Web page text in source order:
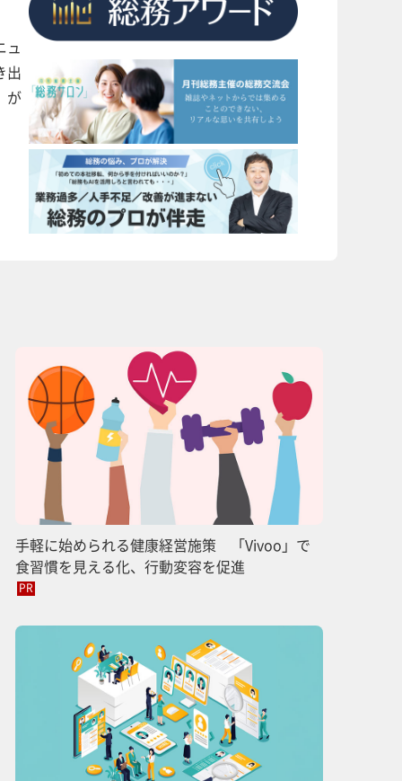
ュ
出
が
手軽に始められる健康経営施策 「Vivoo」で
食習慣を見える化、行動変容を促進
PR